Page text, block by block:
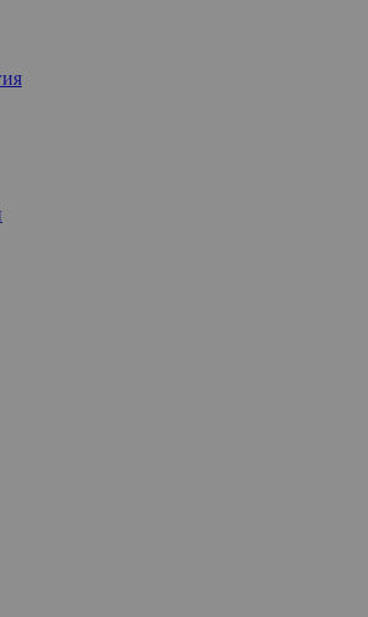
что вместе с волосами
сила и здоровье. Поэтому к проблеме
очень серьезно. Для лечения
все доступные натуральные
растительных масел и животных жиров и